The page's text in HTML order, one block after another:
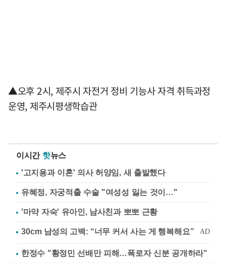
▲오후 2시, 제주시 자전거 정비 기능사 자격 취득과정
운영, 제주시평생학습관
이시간 핫뉴스
'고지용과 이혼' 의사 허양임, 새 출발했다
유혜정, 자궁적출 수술 "여성성 잃는 것이…"
'마약 자숙' 유아인, 남사친과 뽀뽀 근황
한정수 "황정민 선배만 피해…폭로자 신분 공개하라"